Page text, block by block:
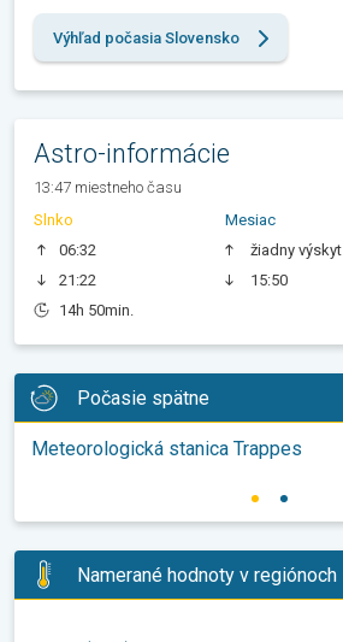
Výhľad počasia Slovensko
Astro-informácie
13:47 miestneho času
Slnko
06:32
21:22
14h 50min.
Mesiac
žiadny výskyt
15:50
Počasie spätne
Meteorologická stanica Trappes
Namerané hodnoty v regiónoch